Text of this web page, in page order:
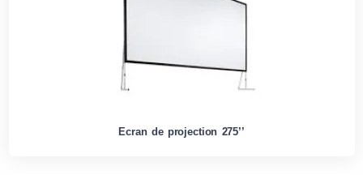
Ecran de projection 275’’